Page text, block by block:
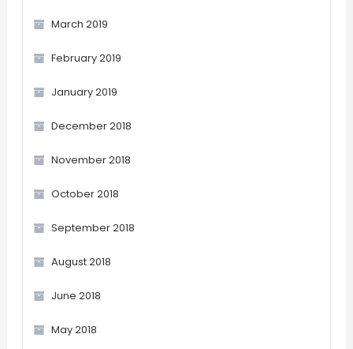
March 2019
February 2019
January 2019
December 2018
November 2018
October 2018
September 2018
August 2018
June 2018
May 2018